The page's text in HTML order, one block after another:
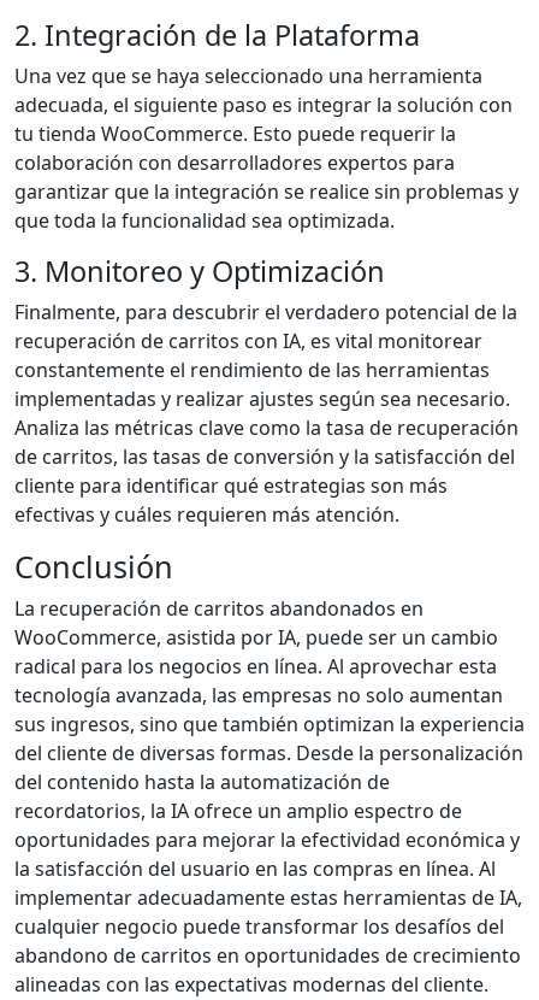
2. Integración de la Plataforma
Una vez que se haya seleccionado una herramienta
adecuada, el siguiente paso es integrar la solución con
tu tienda WooCommerce. Esto puede requerir la
colaboración con desarrolladores expertos para
garantizar que la integración se realice sin problemas y
que toda la funcionalidad sea optimizada.
3. Monitoreo y Optimización
Finalmente, para descubrir el verdadero potencial de la
recuperación de carritos con IA, es vital monitorear
constantemente el rendimiento de las herramientas
implementadas y realizar ajustes según sea necesario.
Analiza las métricas clave como la tasa de recuperación
de carritos, las tasas de conversión y la satisfacción del
cliente para identificar qué estrategias son más
efectivas y cuáles requieren más atención.
Conclusión
La recuperación de carritos abandonados en
WooCommerce, asistida por IA, puede ser un cambio
radical para los negocios en línea. Al aprovechar esta
tecnología avanzada, las empresas no solo aumentan
sus ingresos, sino que también optimizan la experiencia
del cliente de diversas formas. Desde la personalización
del contenido hasta la automatización de
recordatorios, la IA ofrece un amplio espectro de
oportunidades para mejorar la efectividad económica y
la satisfacción del usuario en las compras en línea. Al
implementar adecuadamente estas herramientas de IA,
cualquier negocio puede transformar los desafíos del
abandono de carritos en oportunidades de crecimiento
alineadas con las expectativas modernas del cliente.